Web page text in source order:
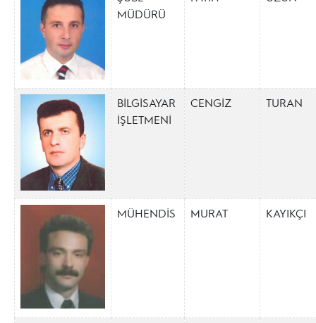
MÜDÜRÜ
BİLGİSAYAR
İŞLETMENİ
CENGİZ TURAN
MÜHENDİS MURAT KAYIKÇI